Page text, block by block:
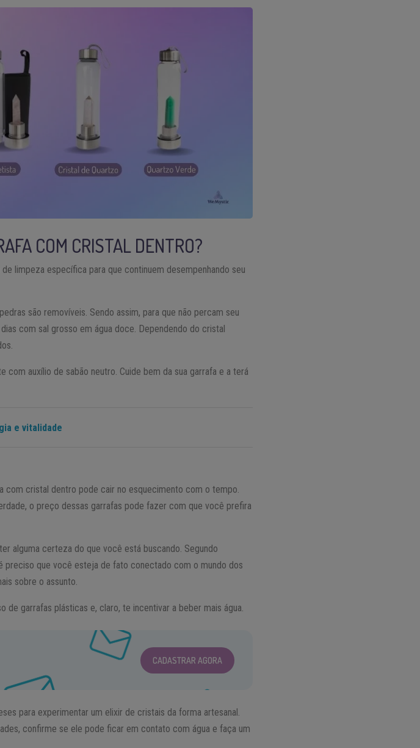
COM CRISTAL DENTRO?
limpeza específica para que continuem desempenhando seu
são removíveis. Sendo assim, para que não percam seu
com sal grosso em água doce. Dependendo do cristal
com auxílio de sabão neutro. Cuide bem da sua garrafa e a terá
e vitalidade
com cristal dentro pode cair no esquecimento com o tempo.
o preço dessas garrafas pode fazer com que você prefira
alguma certeza do que você está buscando. Segundo
preciso que você esteja de fato conectado com o mundo dos
sobre o assunto.
de garrafas plásticas e, claro, te incentivar a beber mais água.
CADASTRAR AGORA
para experimentar um elixir de cristais da forma artesanal.
confirme se ele pode ficar em contato com água e faça um